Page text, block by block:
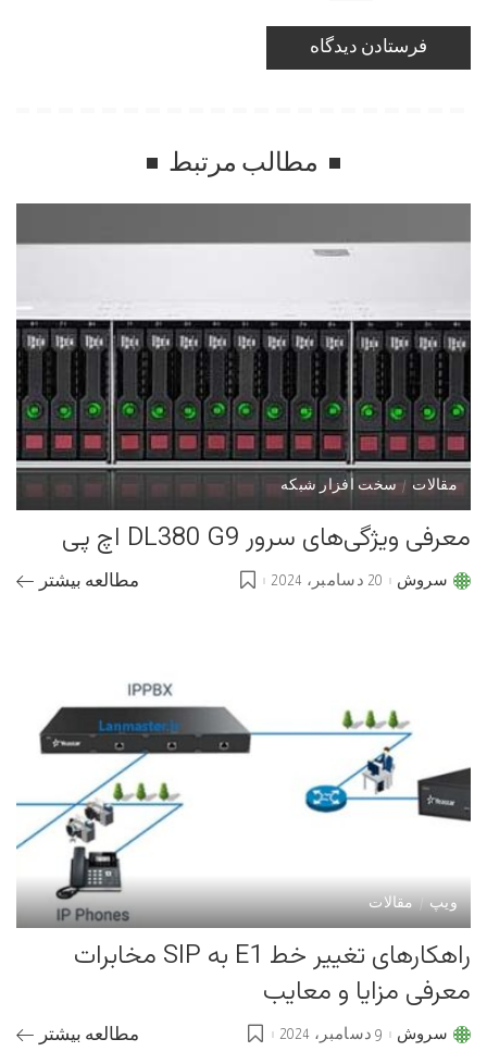
مطالب مرتبط
مقالات سخت افزار شبکه
معرفی ویژگی‌های سرور DL380 G9 اچ پی
Postedسروش 20 دسامبر، 2024 مطالعه بیشتر
ویپ مقالات
راهکارهای تغییر خط E1 به SIP مخابرات
معرفی مزایا و معایب
Postedسروش 9 دسامبر، 2024 مطالعه بیشتر